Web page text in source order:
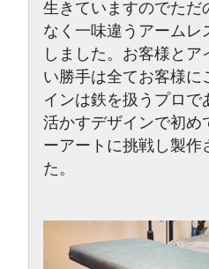
生きていますのでただ
なく一味違うアームレ
しました。お客様と
い勝手は全てお客様に
インは鉄を扱うプロで
活かすデザインで初め
ーアートに挑戦し製作
た。